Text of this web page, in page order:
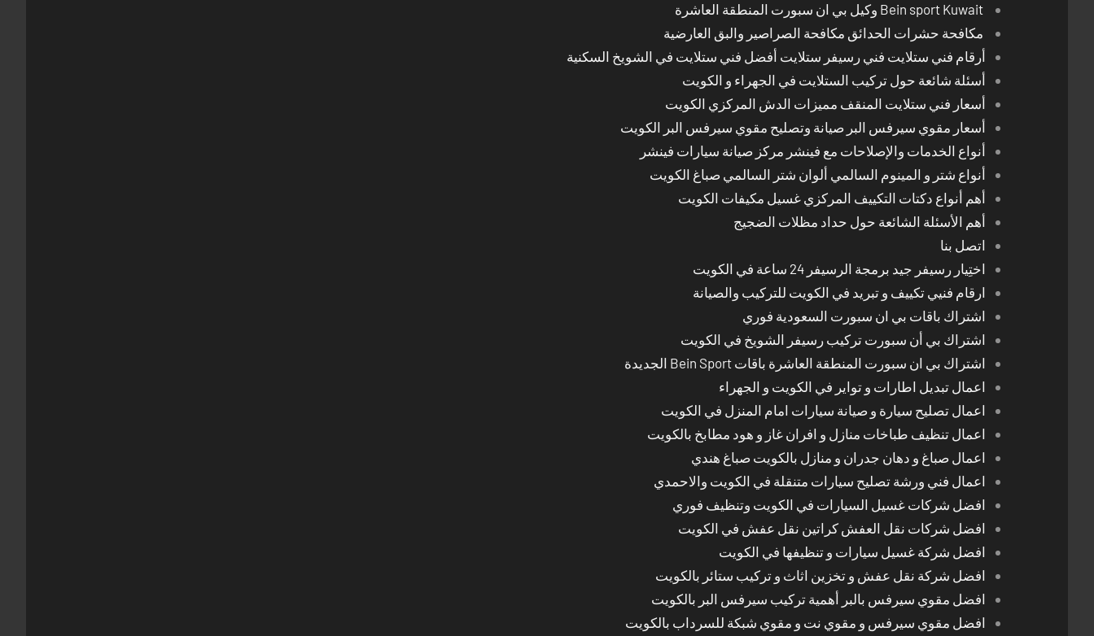
Bein sport Kuwait وكيل بي ان سبورت المنطقة العاشرة
مكافحة حشرات الحدائق مكافحة الصراصير والبق العارضية
أرقام فني ستلايت فني رسيفر ستلايت أفضل فني ستلايت في الشويخ السكنية
أسئلة شائعة حول تركيب الستلايت في الجهراء و الكويت
أسعار فني ستلايت المنقف مميزات الدش المركزي الكويت
أسعار مقوي سيرفس البر صيانة وتصليح مقوي سيرفس البر الكويت
أنواع الخدمات والإصلاحات مع فينشر مركز صيانة سيارات فينشر
أنواع شتر و المينوم السالمي ألوان شتر السالمي صباغ الكويت
أهم أنواع دكتات التكييف المركزي غسيل مكيفات الكويت
أهم الأسئلة الشائعة حول حداد مظلات الضجيج
اتصل بنا
اختِيار رسيفر جيد برمجة الرسيفر 24 ساعة في الكويت
ارقام فنيي تكييف و تبريد في الكويت للتركيب والصيانة
اشتراك باقات بي ان سبورت السعودية فوري
اشتراك بي أن سبورت تركيب رسيفر الشويخ في الكويت
اشتراك بي ان سبورت المنطقة العاشرة باقات Bein Sport الجديدة
اعمال تبديل اطارات و تواير في الكويت و الجهراء
اعمال تصليح سيارة و صيانة سيارات امام المنزل في الكويت
اعمال تنظيف طباخات منازل و افران غاز و هود مطابخ بالكويت
اعمال صباغ و دهان جدران و منازل بالكويت صباغ هندي
اعمال فني ورشة تصليح سيارات متنقلة في الكويت والاحمدي
افضل شركات غسيل السيارات في الكويت وتنظيف فوري
افضل شركات نقل العفش كراتين نقل عفش في الكويت
افضل شركة غسيل سيارات و تنظيفها في الكويت
افضل شركة نقل عفش و تخزين اثاث و تركيب ستائر بالكويت
افضل مقوي سيرفس بالبر أهمية تركيب سيرفس البر بالكويت
افضل مقوي سيرفس و مقوي نت و مقوي شبكة للسرداب بالكويت